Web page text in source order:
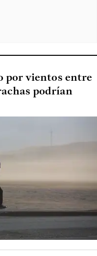
por vientos entre
podrían